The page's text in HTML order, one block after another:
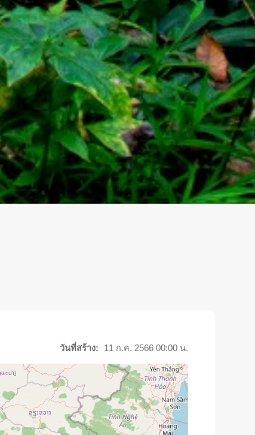
วันที่สร้าง: 11 ก.ค. 2566 00:00 น.